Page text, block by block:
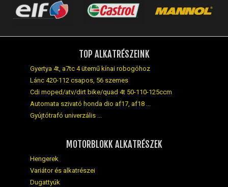
TOP ALKATRÉSZEINK
Gyertya 4t, a7tc 4 ütemű kínai robogóhoz
Lánc 420-112 csapos, 56 szemes
Cdi moped/atv/dirt bike/quad 4t 50-110-125ccm
Automata szivató honda dio af17, af18 ...
Gyújtótrafó univerzális ...
MOTORBLOKK ALKATRÉSZEK
Hengerek
Variátor és alkatrészei
Dugattyúk